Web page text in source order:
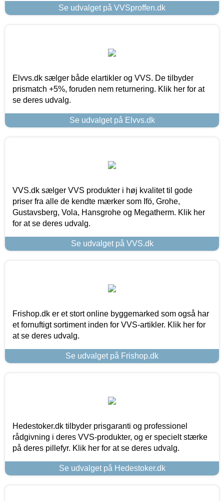
Se udvalget på VVSproffen.dk
Elvvs.dk sælger både elartikler og VVS. De tilbyder
prismatch +5%, foruden nem returnering. Klik her for at
se deres udvalg.
Se udvalget på Elvvs.dk
VVS.dk sælger VVS produkter i høj kvalitet til gode
priser fra alle de kendte mærker som Ifö, Grohe,
Gustavsberg, Vola, Hansgrohe og Megatherm. Klik her
for at se deres udvalg.
Se udvalget på VVS.dk
Frishop.dk er et stort online byggemarked som også har
et fornuftigt sortiment inden for VVS-artikler. Klik her for
at se deres udvalg.
Se udvalget på Frishop.dk
Hedestoker.dk tilbyder prisgaranti og professionel
rådgivning i deres VVS-produkter, og er specielt stærke
på deres pillefyr. Klik her for at se deres udvalg.
Se udvalget på Hedestoker.dk